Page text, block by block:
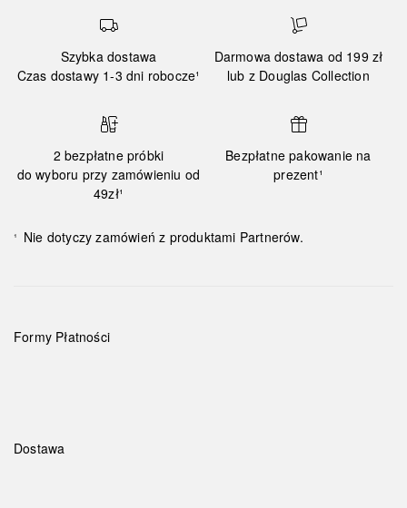
Szybka dostawa
Czas dostawy 1-3 dni robocze¹
Darmowa dostawa od 199 zł
lub z Douglas Collection
2 bezpłatne próbki
do wyboru przy zamówieniu od
49zł¹
Bezpłatne pakowanie na
prezent¹
¹ Nie dotyczy zamówień z produktami Partnerów.
Formy Płatności
Dostawa